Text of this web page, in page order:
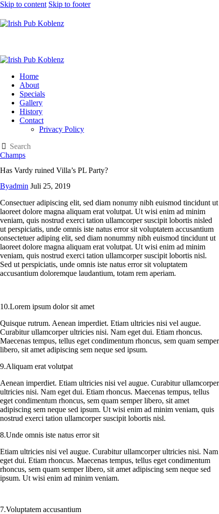
Skip to content Skip to footer
Home
About
Specials
Gallery
History
Contact
Privacy Policy
Champs
Has Vardy ruined Villa’s PL Party?
Byadmin Juli 25, 2019
Consectuer adipiscing elit, sed diam nonumy nibh euismod tincidunt ut
laoreet dolore magna aliquam erat volutpat. Ut wisi enim ad minim
veniam, quis nostrud exerci tation ullamcorper suscipit lobortis nisled
ut perspiciatis, unde omnis iste natus error sit voluptatem accusantium
onsectetuer adiping elit, sed diam nonummy nibh euismod tincidunt ut
laoreet dolore magna aliquam erat volutpat. Ut wisi enim ad minim
veniam, quis nostrud exerci tation ullamcorper suscipit lobortis nisl.
Sed ut perspiciatis, unde omnis iste natus error sit voluptatem
accusantium doloremque laudantium, totam rem aperiam.
10.Lorem ipsum dolor sit amet
Quisque rutrum. Aenean imperdiet. Etiam ultricies nisi vel augue.
Curabitur ullamcorper ultricies nisi. Nam eget dui. Etiam rhoncus.
Maecenas tempus, tellus eget condimentum rhoncus, sem quam semper
libero, sit amet adipiscing sem neque sed ipsum.
9.Aliquam erat volutpat
Aenean imperdiet. Etiam ultricies nisi vel augue. Curabitur ullamcorper
ultricies nisi. Nam eget dui. Etiam rhoncus. Maecenas tempus, tellus
eget condimentum rhoncus, sem quam semper libero, sit amet
adipiscing sem neque sed ipsum. Ut wisi enim ad minim veniam, quis
nostrud exerci tation ullamcorper suscipit lobortis nisl.
8.Unde omnis iste natus error sit
Etiam ultricies nisi vel augue. Curabitur ullamcorper ultricies nisi. Nam
eget dui. Etiam rhoncus. Maecenas tempus, tellus eget condimentum
rhoncus, sem quam semper libero, sit amet adipiscing sem neque sed
ipsum. Ut wisi enim ad minim veniam.
7.Voluptatem accusantium